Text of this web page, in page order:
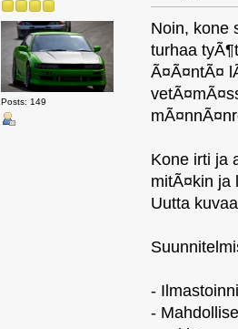
Posts: 149
Noin, kone
turhaa
Ã¤Ã¤ntÃ¤
Kone irti ja
mitÃ¤kin ja
Uutta
-
-